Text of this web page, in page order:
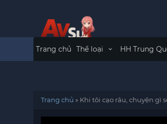
Trang chủ Thể loại HH Trung
Trang chủ » Khi tôi cạo râu, chuyện gì